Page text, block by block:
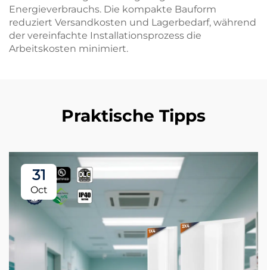
Energieverbrauchs. Die kompakte Bauform
reduziert Versandkosten und Lagerbedarf, während
der vereinfachte Installationsprozess die
Arbeitskosten minimiert.
Praktische Tipps
31
Oct